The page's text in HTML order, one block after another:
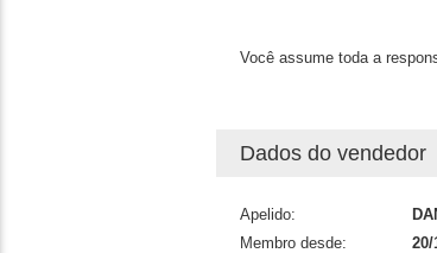
Você assume toda a
Dados do vendedor
Apelido:
Membro desde:
20/